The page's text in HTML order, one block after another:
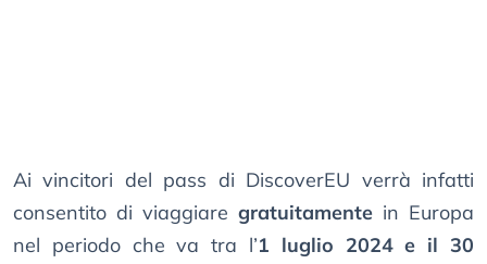
Ai vincitori del pass di DiscoverEU verrà infatti
consentito di viaggiare gratuitamente in Europa
nel periodo che va tra l’1 luglio 2024 e il 30